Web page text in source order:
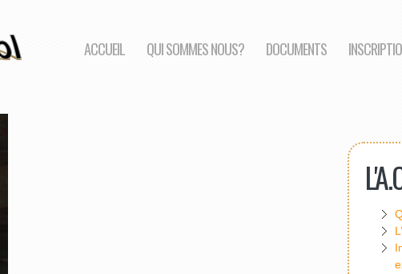
ACCUEIL QUI SOMMES NOUS? DOCUMENTS